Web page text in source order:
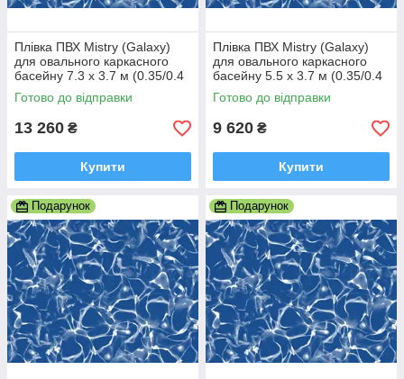
Плівка ПВХ Mistry (Galaxy)
для овального каркасного
басейну 7.3 х 3.7 м (0.35/0.4
мм)
Готово до відправки
13 260 ₴
Купити
Плівка ПВХ Mistry (Galaxy)
для овального каркасного
басейну 5.5 х 3.7 м (0.35/0.4
мм)
Готово до відправки
9 620 ₴
Купити
Подарунок Подарунок